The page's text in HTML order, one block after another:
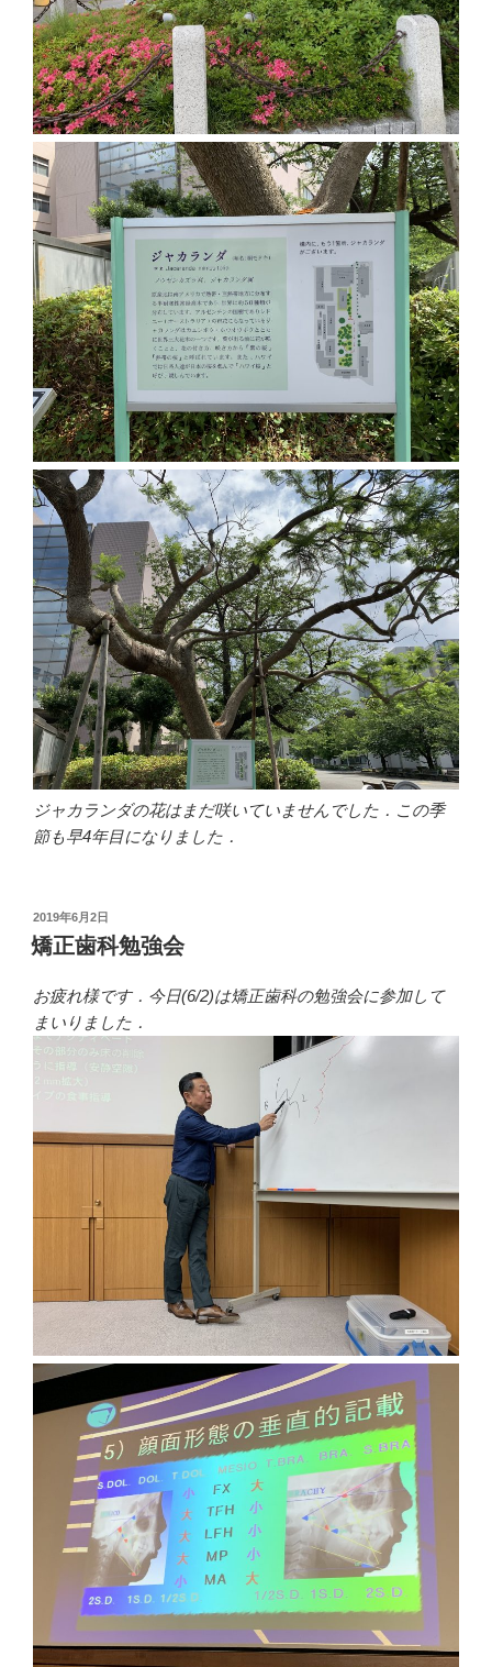
ジャカランダの花はまだ咲いていませんでした．この季
節も早4年目になりました．
投
稿
日:
2019年6月2日
矯正歯科勉強会
お疲れ様です．今日(6/2)は矯正歯科の勉強会に参加して
まいりました．